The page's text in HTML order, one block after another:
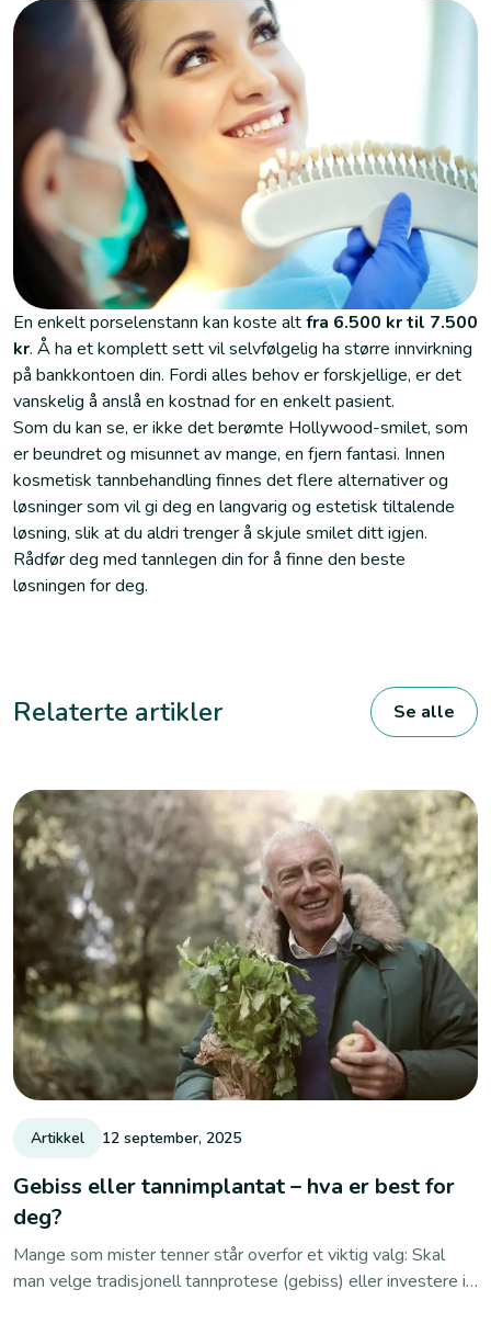
En enkelt porselenstann kan koste altfra 6.500 kr til 7.500
kr. Å ha et komplett sett vil selvfølgelig ha større innvirkning
på bankkontoen din. Fordi alles behov er forskjellige, er det
vanskelig å anslå en kostnad for en enkelt pasient.
Som du kan se, er ikke det berømte Hollywood-smilet, som
er beundret og misunnet av mange, en fjern fantasi. Innen
kosmetisk tannbehandling finnes det flere alternativer og
løsninger som vil gi deg en langvarig og estetisk tiltalende
løsning, slik at du aldri trenger å skjule smilet ditt igjen.
Rådfør deg med tannlegen din for å finne den beste
løsningen for deg.
Relaterte artikler Se alle
Artikkel 12 september, 2025
Gebiss eller tannimplantat – hva er best for
deg?
Mange som mister tenner står overfor et viktig valg: Skal
man velge tradisjonell tannprotese (gebiss) eller investere i